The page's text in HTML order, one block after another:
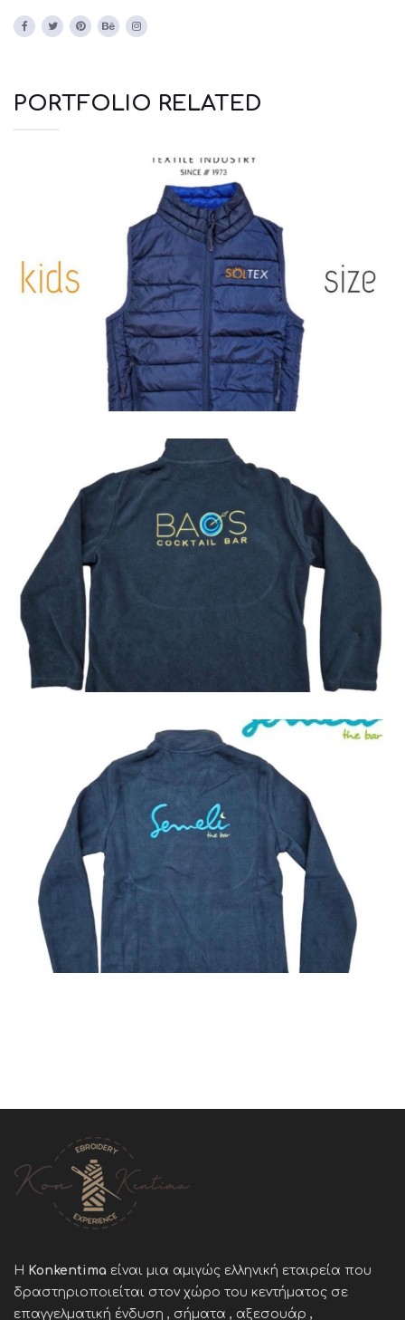
PORTFOLIO RELATED
Jackets
Jackets
Η Konkentima είναι μια αμιγώς ελληνική εταιρεία που
δραστηριοποιείται στον χώρο του κεντήματος σε
επαγγελματική ένδυση , σήματα , αξεσουάρ ,